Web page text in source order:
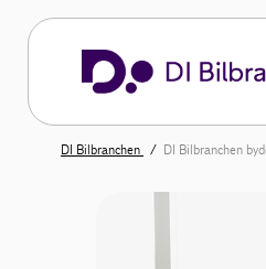
DI Bilbranchen DI Bilbranchen